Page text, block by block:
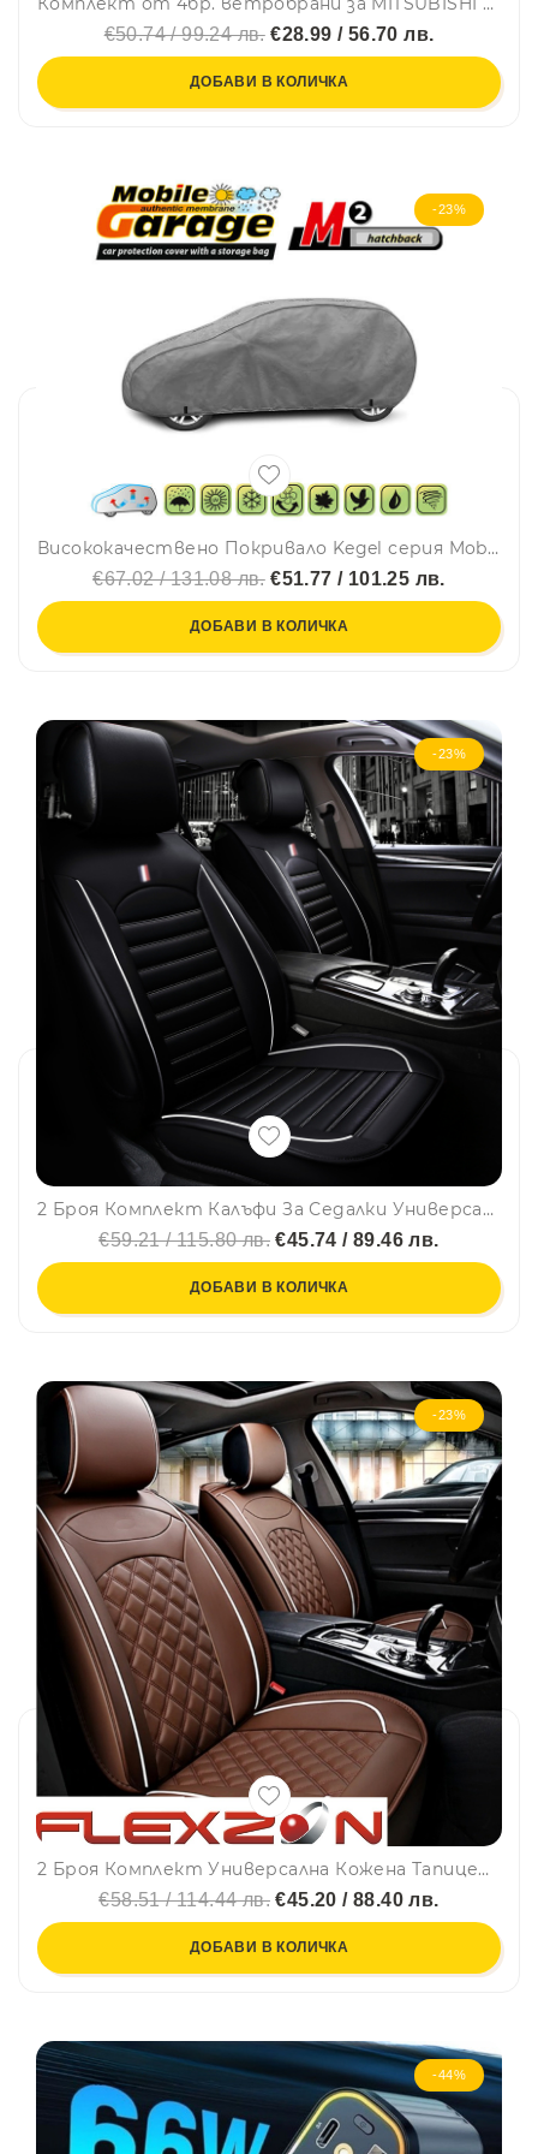
€50.74 / 99.24 лв.€28.99 / 56.70 лв.
ДОБАВИ В КОЛИЧКА
-23%
Висококачествено Покривало Kegel серия Mobile размер M1 за хечбек 380-405см x 126-136см, сиво
€67.02 / 131.08 лв.€51.77 / 101.25 лв.
ДОБАВИ В КОЛИЧКА
-23%
2 Броя Комплект Калъфи За Седалки Универсална Кожена Тапицерия Черно с Бял Кант
€59.21 / 115.80 лв. €45.74 / 89.46 лв.
ДОБАВИ В КОЛИЧКА
-23%
2 Броя Комплект Универсална Кожена Тапицерия,Кафеви Калъфи За Седалки
€58.51 / 114.44 лв. €45.20 / 88.40 лв.
ДОБАВИ В КОЛИЧКА
-44%